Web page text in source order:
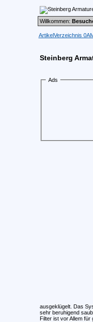
Willkommen:
ArtikelVerzeichnis
Steinberg
Ads
ausgeklügelt. Das
sehr beruhigend
Filter ist vor Allem für